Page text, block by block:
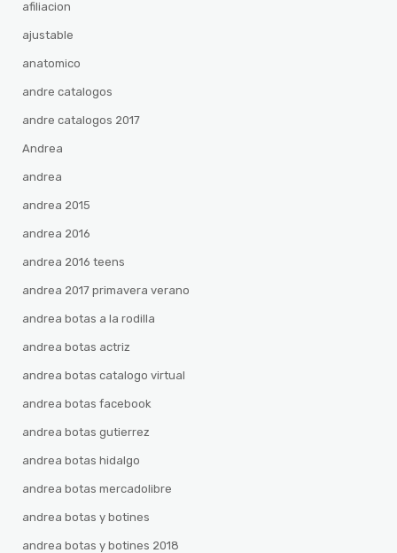
afiliacion
ajustable
anatomico
andre catalogos
andre catalogos 2017
Andrea
andrea
andrea 2015
andrea 2016
andrea 2016 teens
andrea 2017 primavera verano
andrea botas a la rodilla
andrea botas actriz
andrea botas catalogo virtual
andrea botas facebook
andrea botas gutierrez
andrea botas hidalgo
andrea botas mercadolibre
andrea botas y botines
andrea botas y botines 2018